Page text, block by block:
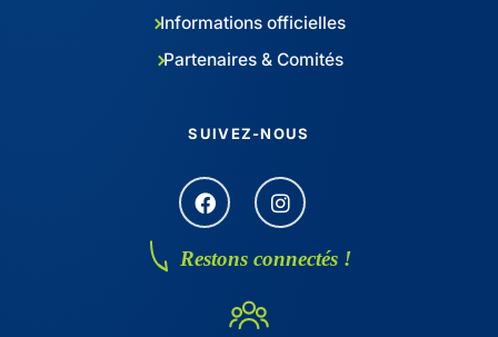
Informations officielles
Partenaires & Comités
SUIVEZ-NOUS
Restons connectés !